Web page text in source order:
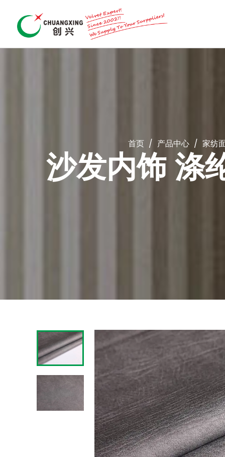
首页 / 产品中心 / 家纺
沙发内饰 涤